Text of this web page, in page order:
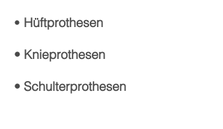
• Hüftprothesen
• Knieprothesen
• Schulterprothesen